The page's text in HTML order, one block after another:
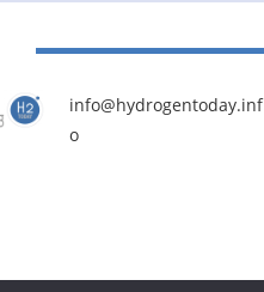
info@hydrogentoday.inf
o